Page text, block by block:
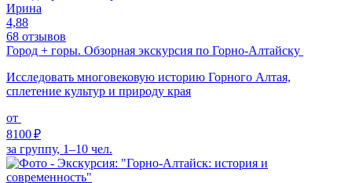
Ирина
4,88
68 отзывов
Город + горы. Обзорная экскурсия по Горно-Алтайску
Исследовать многовековую историю Горного Алтая,
сплетение культур и природу края
от
8100 ₽
за группу, 1–10 чел.